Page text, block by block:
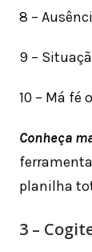
8 –
9 –
10 – Má fé
Conheça
ferramenta
planilha
3 –